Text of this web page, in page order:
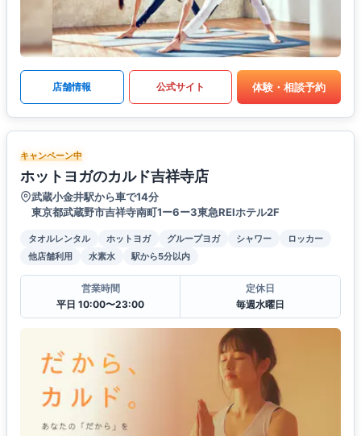
店舗情報 公式サイト 体験・相談予約
キャンペーン中
ホットヨガのカルド吉祥寺店
武蔵小金井駅から車で14分
東京都武蔵野市吉祥寺南町1ー6ー3東急REIホテル2F
タオルレンタル ホットヨガ グループヨガ シャワー
ロッカー
他店舗利用
水素水 駅から5分以内
営業時間
平日 10:00〜23:00
定休日
毎週水曜日